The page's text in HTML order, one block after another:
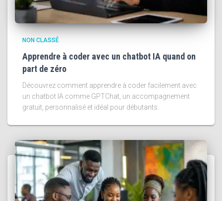
NON CLASSÉ
Apprendre à coder avec un chatbot IA quand on
part de zéro
Découvrez comment apprendre à coder facilement avec
un chatbot IA comme GPTChat, un accompagnement
gratuit, personnalisé et idéal pour débutants.